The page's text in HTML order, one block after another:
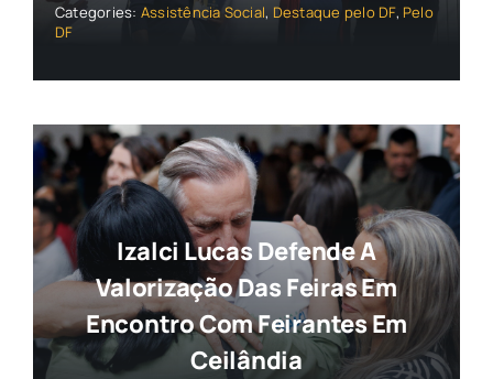
Categories: Assistência Social, Destaque pelo DF, Pelo
DF
Izalci Lucas Defende A
Valorização Das Feiras Em
Encontro Com Feirantes Em
Ceilândia